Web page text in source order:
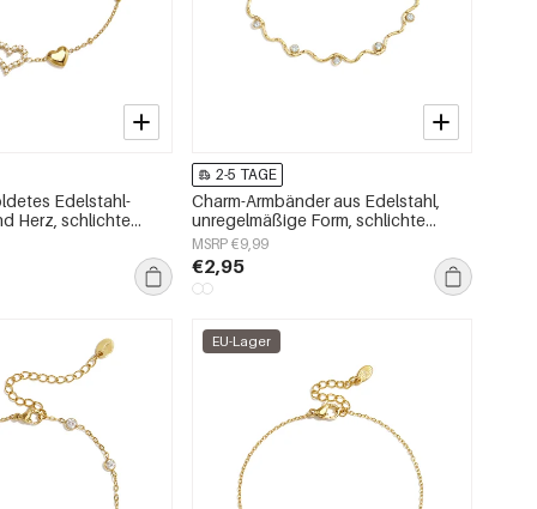
Edelstahl-
Herz, schlichte
2-5 TAGE
Charm-Armbänder aus Edelstahl,
unregelmäßige Form, schlichte
Alltagsserie, Damenschmuck
MSRP €9,99
€2,95
EU-Lager